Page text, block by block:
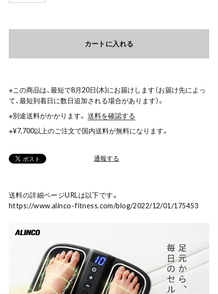
カートに入れる
※この商品は、最短で8月20日(木)にお届けします（お届け先によっ
て、最短到着日に数日追加される場合があります）。
※別途送料がかかります。 送料を確認する
※¥7,700以上のご注文で国内送料が無料になります。
通報する
送料の詳細ページURLは以下です。
https://www.alinco-fitness.com/blog/2022/12/01/175453